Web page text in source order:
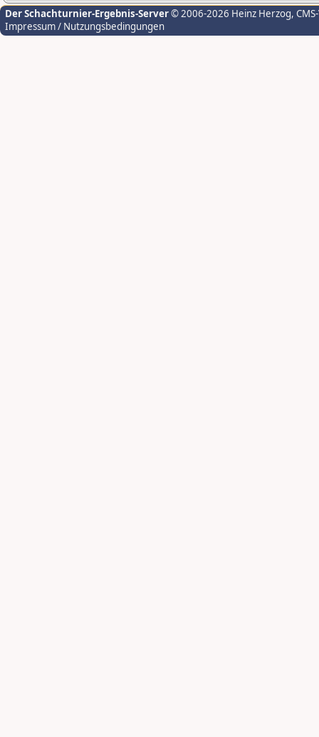
Der Schachturnier-Ergebnis-Server© 2006-2026 Heinz Herzog,
Impressum / Nutzungsbedingungen